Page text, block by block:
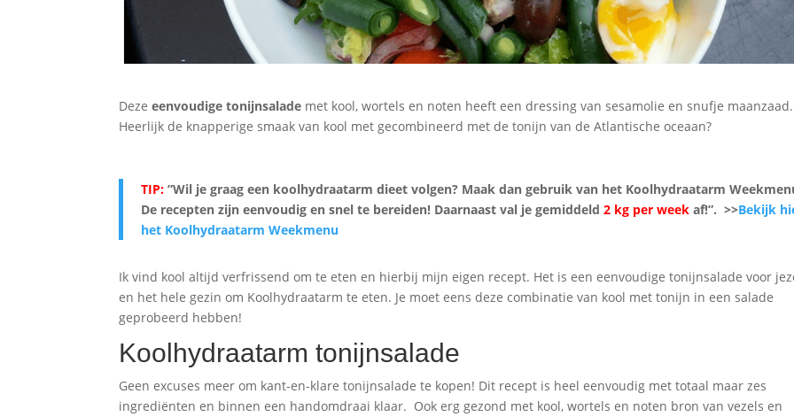
Dezeeenvoudige tonijnsalade met kool, wortels en noten heeft een dressing van sesamolie en snufje maanzaad.
Heerlijk de knapperige smaak van kool met gecombineerd met de tonijn van de Atlantische oceaan?
TIP: ”Wil je graag een koolhydraatarm dieet volgen? Maak dan gebruik van het Koolhydraatarm
De recepten zijn eenvoudig en snel te bereiden! Daarnaast val je gemiddeld2 kg per week af!”. >>Bekijk
het Koolhydraatarm Weekmenu
Ik vind kool altijd verfrissend om te eten en hierbij mijn eigen recept. Het is een eenvoudige tonijnsalade voor
en het hele gezin om Koolhydraatarm te eten. Je moet eens deze combinatie van kool met tonijn in een salade
geprobeerd hebben!
Koolhydraatarm tonijnsalade
Geen excuses meer om kant-en-klare tonijnsalade te kopen! Dit recept is heel eenvoudig met totaal maar zes
ingrediënten en binnen een handomdraai klaar. Ook erg gezond met kool, wortels en noten bron van vezels en